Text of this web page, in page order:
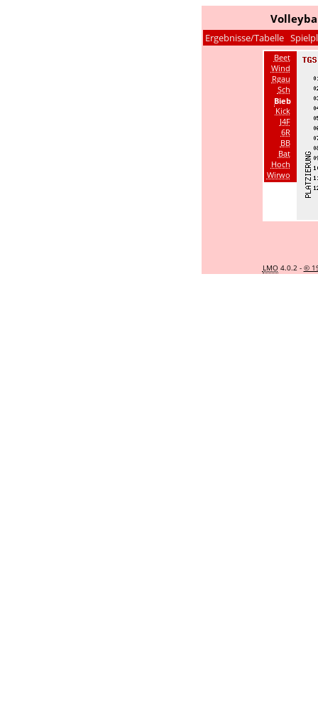
Ergebnisse/Tabelle
Beet
Wind
Rgau
Sch
Bieb
Kick
J4F
6R
BB
Bat
Hoch
Wirwo
LMO4.0.2 - ©